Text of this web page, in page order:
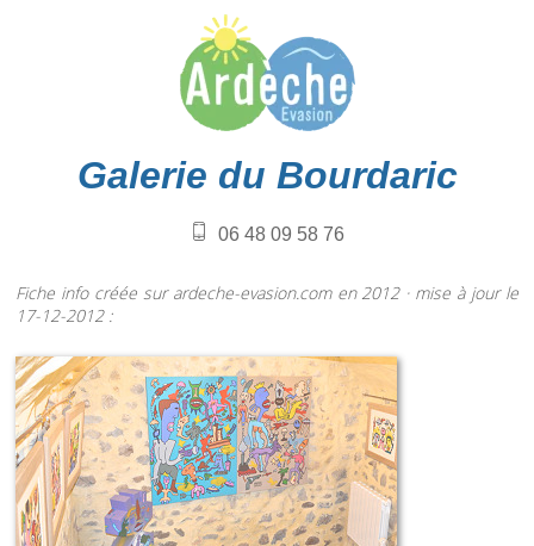
Galerie du Bourdaric
06 48 09 58 76
Fiche info créée sur ardeche-evasion.com en 2012 · mise à jour le
17-12-2012 :